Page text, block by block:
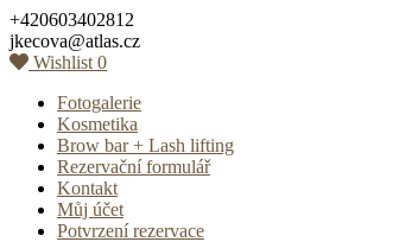
Skip
to
content
+420603402812
jkecova@atlas.cz
Wishlist 0
Fotogalerie
Kosmetika
Brow bar + Lash lifting
Rezervační formulář
Kontakt
Můj účet
Potvrzení rezervace